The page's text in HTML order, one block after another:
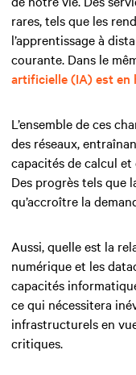
rares, tels que les
l’apprentissage à
courante. Dans le
artificielle (IA) est en
L’ensemble de ces
des réseaux,
capacités de calcul
Des progrès tels que
qu’accroître la
Aussi, quelle est la
numérique et les
capacités
ce qui nécessitera
infrastructurels en
critiques.